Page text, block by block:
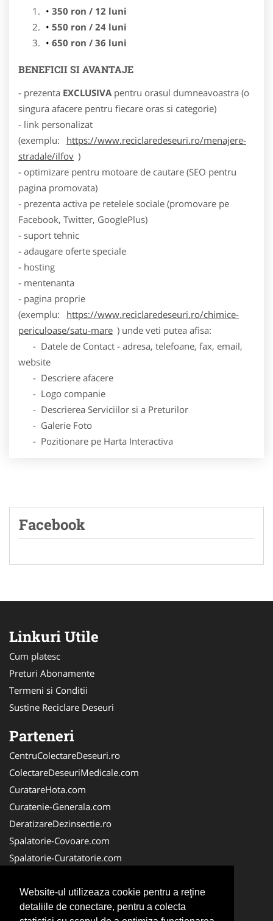
Website-ul utilizeaza cookie pentru a reţine
detaliile de conectare, pentru a colecta
350 ron / 12 luni
550 ron / 24 luni
650 ron / 36 luni
BENEFICII SI AVANTAJE
- prezenta EXCLUSIVA pentru orasul dumneavoastra (o
singura afacere pentru fiecare oras si categorie)
- link personalizat
(exemplu:
https://www.reciclaredeseuri.ro/menajere-
stradale/ilfov )
- optimizare pentru motoare de cautare (SEO pentru
pagina promovata)
- prezenta activa pe retelele sociale (promovare pe
Facebook, Twitter, GooglePlus)
- suport tehnic
- adaugare oferte speciale
- hosting
- mentenanta
- pagina proprie
(exemplu:
https://www.reciclaredeseuri.ro/chimice-
periculoase/satu-mare ) unde veti putea afisa:
- Datele de Contact - adresa, telefoane, fax, email,
website
- Descriere afacere
- Logo companie
- Descrierea Serviciilor si a Preturilor
- Galerie Foto
- Pozitionare pe Harta Interactiva
Facebook
Linkuri Utile
Cum platesc
Preturi Abonamente
Termeni si Conditii
Sustine Reciclare Deseuri
Parteneri
CentruColectareDeseuri.ro
ColectareDeseuriMedicale.com
CuratareHota.com
Curatenie-Generala.com
DeratizareDezinsectie.ro
Spalatorie-Covoare.com
Spalatorie-Curatatorie.com
FirmaDeratizare.ro
Service-Reparatii.com